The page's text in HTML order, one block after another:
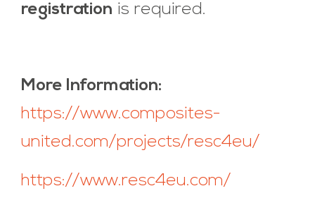
registration is required.
More Information:
https://www.composites-
united.com/projects/resc4eu/
https://www.resc4eu.com/